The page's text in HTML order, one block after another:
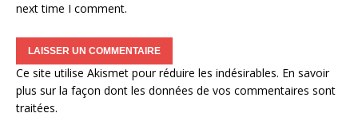
next time I comment.
Ce site utilise Akismet pour réduire les indésirables. En savoir
plus sur la façon dont les données de vos commentaires sont
traitées.